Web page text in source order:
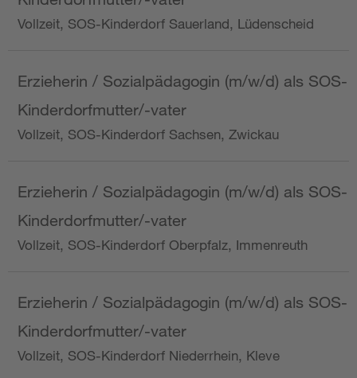
Vollzeit, SOS-Kinderdorf Sauerland, Lüdenscheid
Erzieherin / Sozialpädagogin (m/w/d) als SOS-
Kinderdorfmutter/-vater
Vollzeit, SOS-Kinderdorf Sachsen, Zwickau
Erzieherin / Sozialpädagogin (m/w/d) als SOS-
Kinderdorfmutter/-vater
Vollzeit, SOS-Kinderdorf Oberpfalz, Immenreuth
Erzieherin / Sozialpädagogin (m/w/d) als SOS-
Kinderdorfmutter/-vater
Vollzeit, SOS-Kinderdorf Niederrhein, Kleve